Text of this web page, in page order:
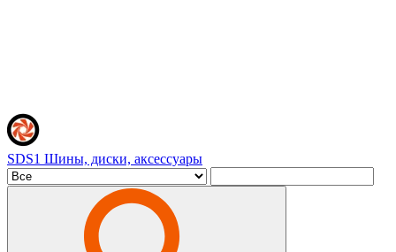
SDS1 Шины, диски, аксессуары